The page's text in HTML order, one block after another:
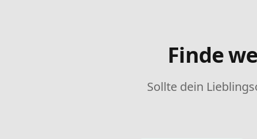
Finde
Sollte dein